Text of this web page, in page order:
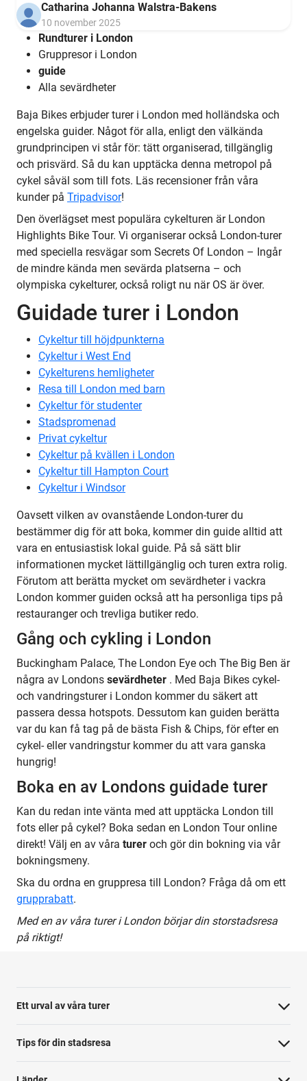
Catharina Johanna Walstra-Bakens
10 november 2025
Rundturer i London
Gruppresor i London
guide
Alla sevärdheter
Baja Bikes erbjuder turer i London med holländska och
engelska guider. Något för alla, enligt den välkända
grundprincipen vi står för: tätt organiserad, tillgänglig
och prisvärd. Så du kan upptäcka denna metropol på
cykel såväl som till fots. Läs recensioner från våra
kunder på Tripadvisor!
Den överlägset mest populära cykelturen är London
Highlights Bike Tour. Vi organiserar också London-turer
med speciella resvägar som Secrets Of London – Ingår
de mindre kända men sevärda platserna – och
olympiska cykelturer, också roligt nu när OS är över.
Guidade turer i London
Cykeltur till höjdpunkterna
Cykeltur i West End
Cykelturens hemligheter
Resa till London med barn
Cykeltur för studenter
Stadspromenad
Privat cykeltur
Cykeltur på kvällen i London
Cykeltur till Hampton Court
Cykeltur i Windsor
Oavsett vilken av ovanstående London-turer du
bestämmer dig för att boka, kommer din guide alltid att
vara en entusiastisk lokal guide. På så sätt blir
informationen mycket lättillgänglig och turen extra rolig.
Förutom att berätta mycket om sevärdheter i vackra
London kommer guiden också att ha personliga tips på
restauranger och trevliga butiker redo.
Gång och cykling i London
Buckingham Palace, The London Eye och The Big Ben är
några av Londons sevärdheter . Med Baja Bikes cykel-
och vandringsturer i London kommer du säkert att
passera dessa hotspots. Dessutom kan guiden berätta
var du kan få tag på de bästa Fish & Chips, för efter en
cykel- eller vandringstur kommer du att vara ganska
hungrig!
Boka en av Londons guidade turer
Kan du redan inte vänta med att upptäcka London till
fots eller på cykel? Boka sedan en London Tour online
direkt! Välj en av våra turer och gör din bokning via vår
bokningsmeny.
Ska du ordna en gruppresa till London? Fråga då om ett
grupprabatt.
Med en av våra turer i London börjar din storstadsresa
på riktigt!
Ett urval av våra turer
Tips för din stadsresa